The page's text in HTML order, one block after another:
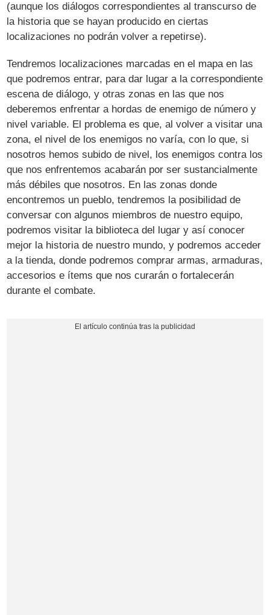
(aunque los diálogos correspondientes al transcurso de
la historia que se hayan producido en ciertas
localizaciones no podrán volver a repetirse).
Tendremos localizaciones marcadas en el mapa en las
que podremos entrar, para dar lugar a la correspondiente
escena de diálogo, y otras zonas en las que nos
deberemos enfrentar a hordas de enemigo de número y
nivel variable. El problema es que, al volver a visitar una
zona, el nivel de los enemigos no varía, con lo que, si
nosotros hemos subido de nivel, los enemigos contra los
que nos enfrentemos acabarán por ser sustancialmente
más débiles que nosotros. En las zonas donde
encontremos un pueblo, tendremos la posibilidad de
conversar con algunos miembros de nuestro equipo,
podremos visitar la biblioteca del lugar y así conocer
mejor la historia de nuestro mundo, y podremos acceder
a la tienda, donde podremos comprar armas, armaduras,
accesorios e ítems que nos curarán o fortalecerán
durante el combate.